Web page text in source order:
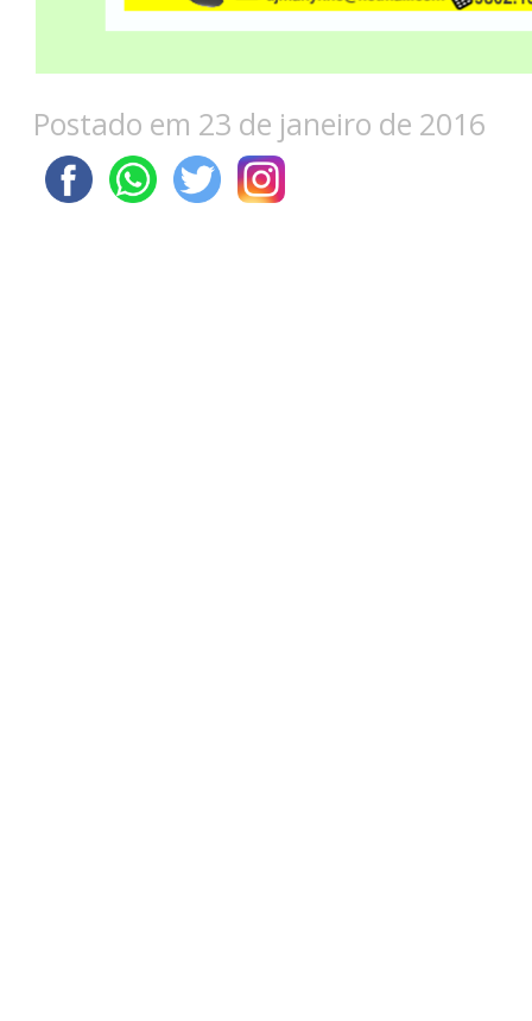
Postado em 23 de janeiro de 2016